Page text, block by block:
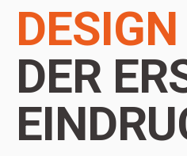
DESIGN
DER